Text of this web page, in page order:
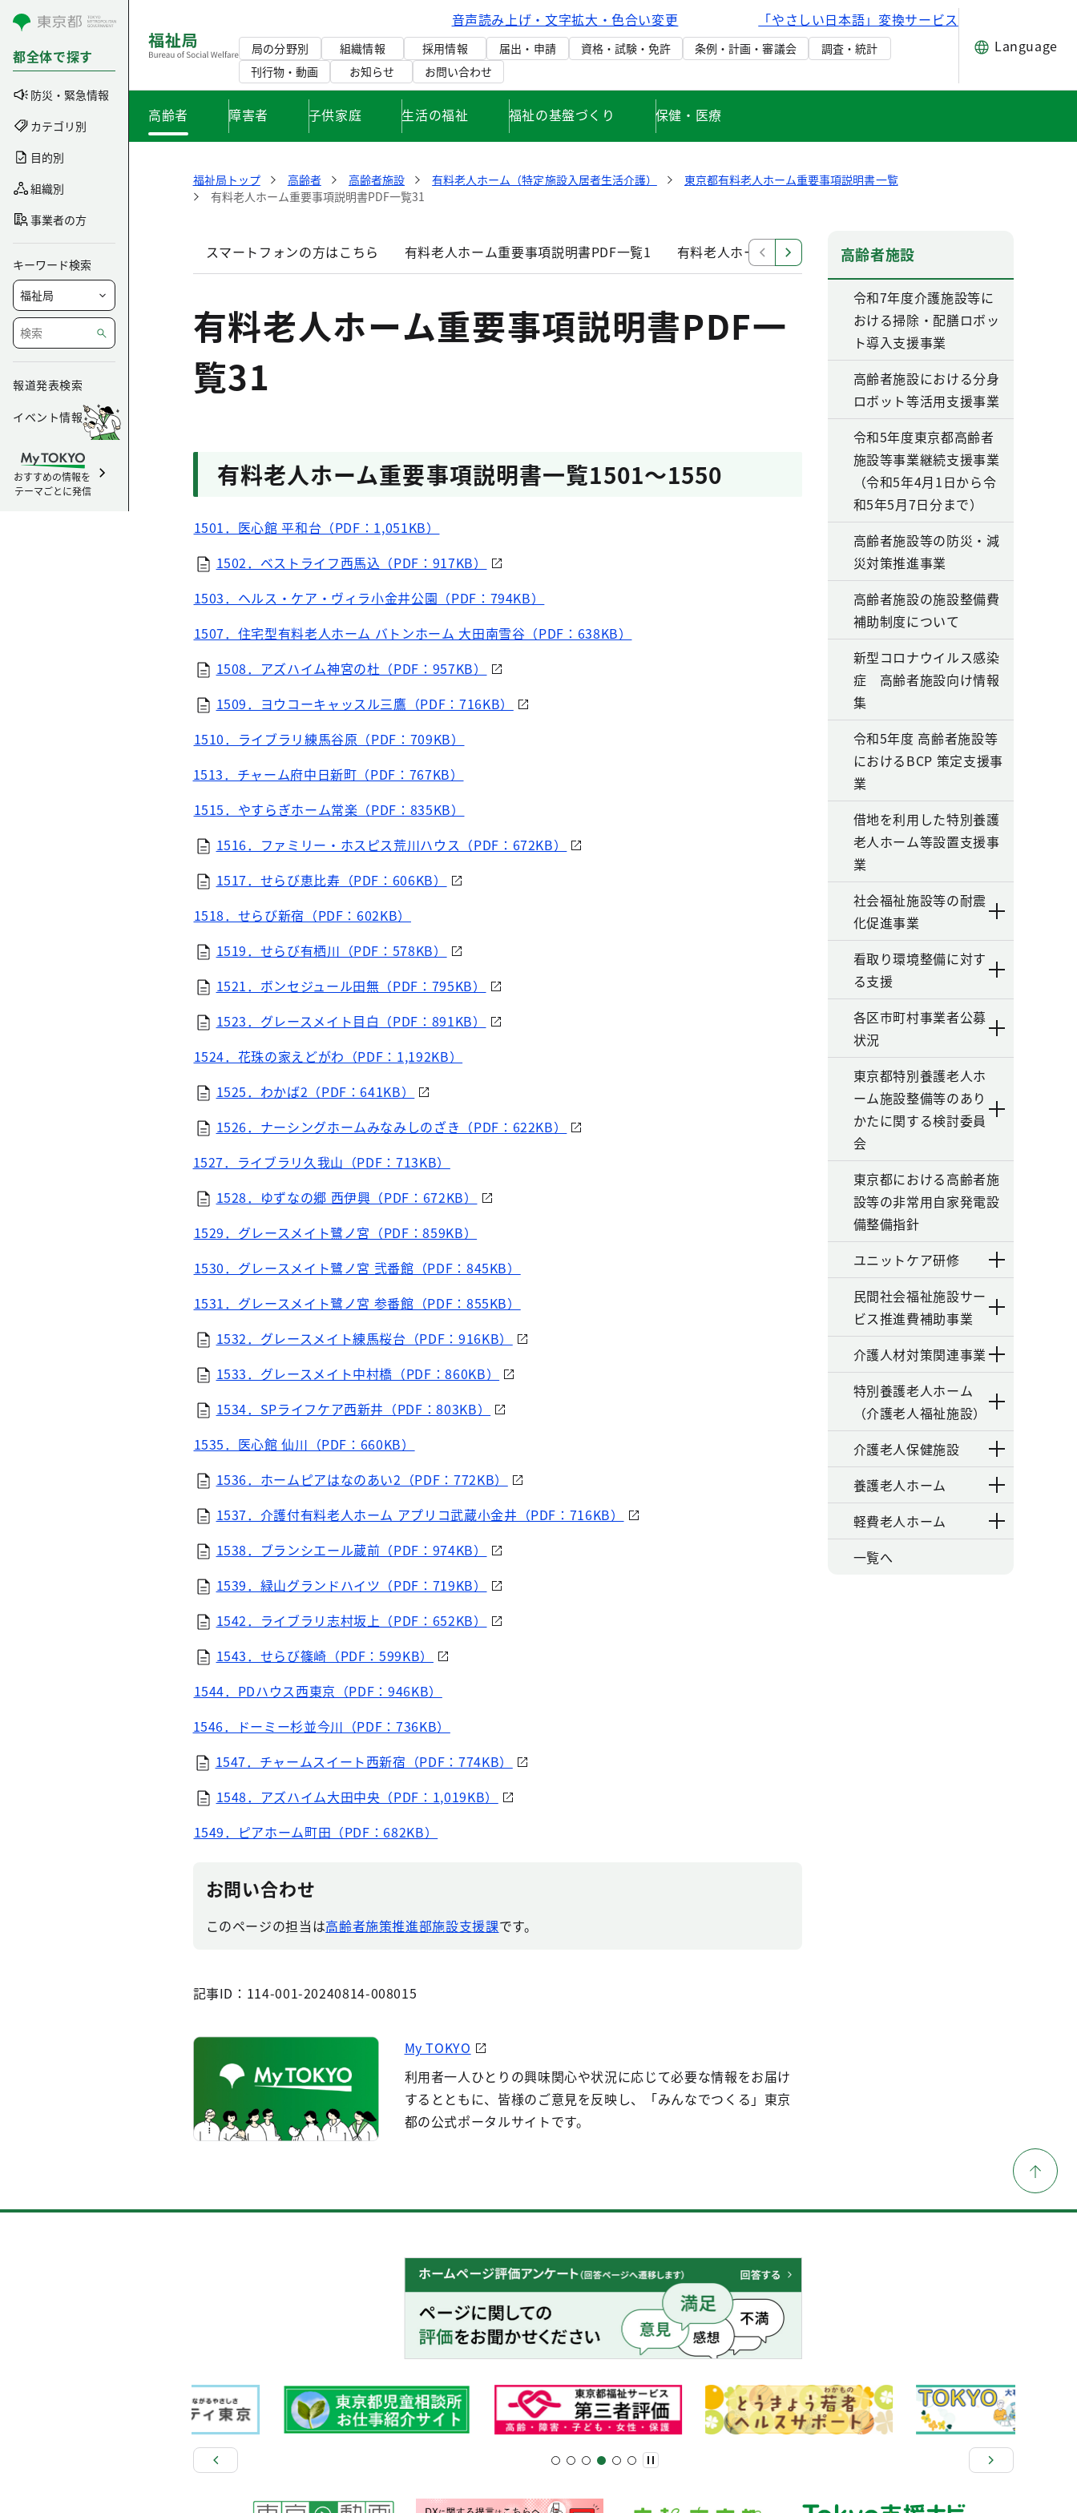
コンテンツにスキップ
都全体で探す
防災・緊急情報
カテゴリ別
目的別
組織別
事業者の方
キーワード検索
報道発表検索
イベント情報
おすすめの情報を
テーマごとに発信
音声読み上げ・文字拡大・色合い変更 「やさしい日本語」変換サービス
局の分野別 組織情報 採用情報 届出・申請 資格・試験・免許 条例・計画・審議会
調査・統計
刊行物・動画
お知らせ お問い合わせ
Language
高齢者 障害者 子供家庭 生活の福祉 福祉の基盤づくり 保健・医療
福祉局トップ 高齢者 高齢者施設 有料老人ホーム（特定施設入居者生活介護）
東京都有料老人ホーム重要事項説明書一覧
有料老人ホーム重要事項説明書PDF一覧31
スマートフォンの方はこちら 有料老人ホーム重要事項説明書PDF一覧1 有料老人ホーム重要事項説明書PDF一覧2
有料老人ホーム重要事項説明書PDF一
覧31
有料老人ホーム重要事項説明書一覧1501～1550
1501．医心館 平和台（PDF：1,051KB）
1502．ベストライフ西馬込（PDF：917KB）
1503．ヘルス・ケア・ヴィラ小金井公園（PDF：794KB）
1507．住宅型有料老人ホーム バトンホーム 大田南雪谷（PDF：638KB）
1508．アズハイム神宮の杜（PDF：957KB）
1509．ヨウコーキャッスル三鷹（PDF：716KB）
1510．ライブラリ練馬谷原（PDF：709KB）
1513．チャーム府中日新町（PDF：767KB）
1515．やすらぎホーム常楽（PDF：835KB）
1516．ファミリー・ホスピス荒川ハウス（PDF：672KB）
1517．せらび恵比寿（PDF：606KB）
1518．せらび新宿（PDF：602KB）
1519．せらび有栖川（PDF：578KB）
1521．ボンセジュール田無（PDF：795KB）
1523．グレースメイト目白（PDF：891KB）
1524．花珠の家えどがわ（PDF：1,192KB）
1525．わかば2（PDF：641KB）
1526．ナーシングホームみなみしのざき（PDF：622KB）
1527．ライブラリ久我山（PDF：713KB）
1528．ゆずなの郷 西伊興（PDF：672KB）
1529．グレースメイト鷺ノ宮（PDF：859KB）
1530．グレースメイト鷺ノ宮 弐番館（PDF：845KB）
1531．グレースメイト鷺ノ宮 参番館（PDF：855KB）
1532．グレースメイト練馬桜台（PDF：916KB）
1533．グレースメイト中村橋（PDF：860KB）
1534．SPライフケア西新井（PDF：803KB）
1535．医心館 仙川（PDF：660KB）
1536．ホームピアはなのあい2（PDF：772KB）
1537．介護付有料老人ホーム アプリコ武蔵小金井（PDF：716KB）
1538．ブランシエール蔵前（PDF：974KB）
1539．緑山グランドハイツ（PDF：719KB）
1542．ライブラリ志村坂上（PDF：652KB）
1543．せらび篠崎（PDF：599KB）
1544．PDハウス西東京（PDF：946KB）
1546．ドーミー杉並今川（PDF：736KB）
1547．チャームスイート西新宿（PDF：774KB）
1548．アズハイム大田中央（PDF：1,019KB）
1549．ピアホーム町田（PDF：682KB）
お問い合わせ
このページの担当は高齢者施策推進部施設支援課です。
記事ID：114-001-20240814-008015
My TOKYO
利用者一人ひとりの興味関心や状況に応じて必要な情報をお届け
するとともに、皆様のご意見を反映し、「みんなでつくる」東京
都の公式ポータルサイトです。
高齢者施設
令和7年度介護施設等に
おける掃除・配膳ロボッ
ト導入支援事業
高齢者施設における分身
ロボット等活用支援事業
令和5年度東京都高齢者
施設等事業継続支援事業
（令和5年4月1日から令
和5年5月7日分まで）
高齢者施設等の防災・減
災対策推進事業
高齢者施設の施設整備費
補助制度について
新型コロナウイルス感染
症 高齢者施設向け情報
集
令和5年度 高齢者施設等
におけるBCP 策定支援事
業
借地を利用した特別養護
老人ホーム等設置支援事
業
社会福祉施設等の耐震
化促進事業
看取り環境整備に対す
る支援
各区市町村事業者公募
状況
東京都特別養護老人ホ
ーム施設整備等のあり
かたに関する検討委員
会
東京都における高齢者施
設等の非常用自家発電設
備整備指針
ユニットケア研修
民間社会福祉施設サー
ビス推進費補助事業
介護人材対策関連事業
特別養護老人ホーム
（介護老人福祉施設）
介護老人保健施設
養護老人ホーム
軽費老人ホーム
一覧へ